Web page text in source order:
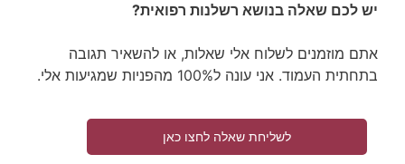
יש לכם שאלה בנושא רשלנות רפואית?
אתם מוזמנים לשלוח אלי שאלות, או להשאיר תגובה
בתחתית העמוד. אני עונה ל100% מהפניות שמגיעות אלי.
לשליחת שאלה לחצו כאן